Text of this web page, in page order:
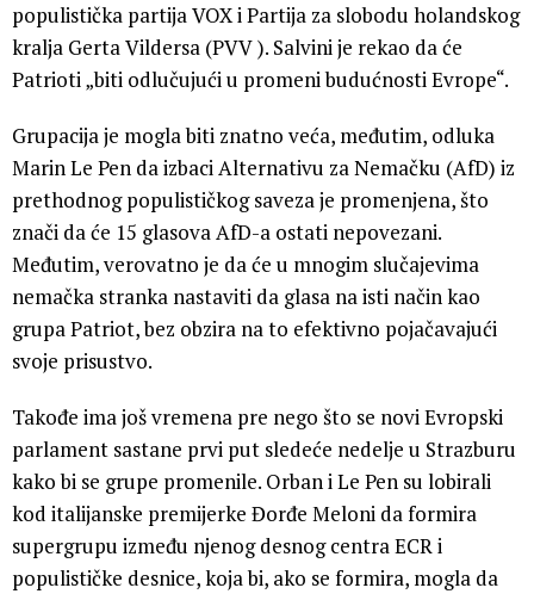
populistička partija VOX i Partija za slobodu holandskog
kralja Gerta Vildersa (PVV ). Salvini je rekao da će
Patrioti „biti odlučujući u promeni budućnosti Evrope“.
Grupacija je mogla biti znatno veća, međutim, odluka
Marin Le Pen da izbaci Alternativu za Nemačku (AfD) iz
prethodnog populističkog saveza je promenjena, što
znači da će 15 glasova AfD-a ostati nepovezani.
Međutim, verovatno je da će u mnogim slučajevima
nemačka stranka nastaviti da glasa na isti način kao
grupa Patriot, bez obzira na to efektivno pojačavajući
svoje prisustvo.
Takođe ima još vremena pre nego što se novi Evropski
parlament sastane prvi put sledeće nedelje u Strazburu
kako bi se grupe promenile. Orban i Le Pen su lobirali
kod italijanske premijerke Đorđe Meloni da formira
supergrupu između njenog desnog centra ECR i
populističke desnice, koja bi, ako se formira, mogla da